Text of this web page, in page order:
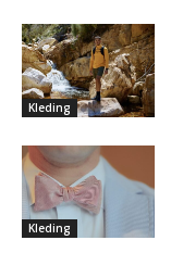
Kleding
Kleding